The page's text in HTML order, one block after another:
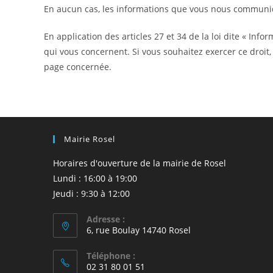
En aucun cas, les informations que vous nous
En application des articles 27 et 34 de la loi dite «
qui vous concernent. Si vous souhaitez exercer ce
page concernée.
Mairie Rosel
Horaires d'ouverture de la mairie de Rosel
Lundi : 16:00 à 19:00
Jeudi : 9:30 à 12:00
Adresse :
6, rue Boulay 14740 Rosel
Téléphone :
02 31 80 01 51